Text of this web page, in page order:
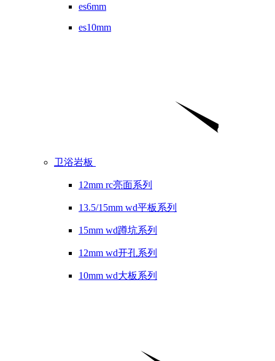
es6mm
es10mm
卫浴岩板
12mm rc亮面系列
13.5/15mm wd平板系列
15mm wd蹲坑系列
12mm wd开孔系列
10mm wd大板系列